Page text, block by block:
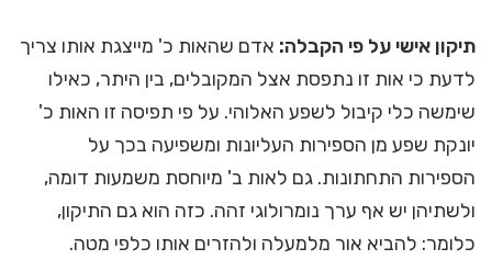
תיקון אישי על פי הקבלה: אדם שהאות כ' מייצגת אותו צריך
לדעת כי אות זו נתפסת אצל המקובלים, בין היתר, כאילו
שימשה כלי קיבול לשפע האלוהי. על פי תפיסה זו האות כ'
יונקת שפע מן הספירות העליונות ומשפיעה בכך על
הספירות התחתונות. גם לאות ב' מיוחסת משמעות דומה,
ולשתיהן יש אף ערך נומרולוגי זהה. כזה הוא גם התיקון,
כלומר: להביא אור מלמעלה ולהזרים אותו כלפי מטה.